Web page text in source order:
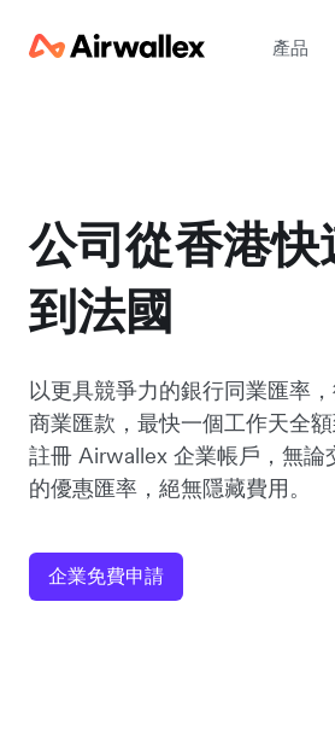
產品
公司從香港
到法國
以更具競爭力的銀行同業匯率
商業匯款，最快一個工作天全
註冊 Airwallex 企業帳戶，無
的優惠匯率，絕無隱藏費用。
企業免費申請